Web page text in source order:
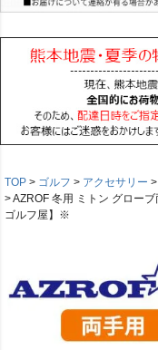
TOP ゴルフ アクセサリー
AZROF 冬用 ミトン グロー
ゴルフ屋】※